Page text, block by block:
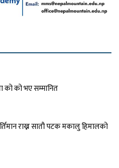
को भए सम्मानित
राख्न सातौ पटक मकालु हिमालको